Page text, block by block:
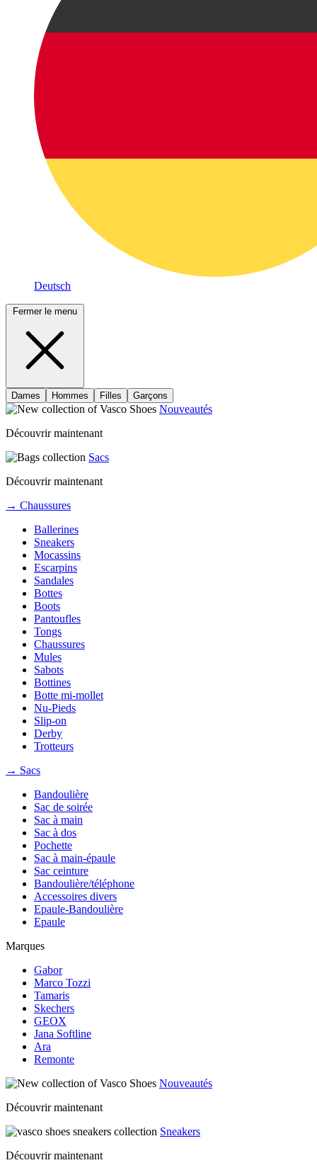
Deutsch
Fermer le menu
Dames Hommes Filles Garçons
Nouveautés
Découvrir maintenant
Sacs
Découvrir maintenant
→ Chaussures
Ballerines
Sneakers
Mocassins
Escarpins
Sandales
Bottes
Boots
Pantoufles
Tongs
Chaussures
Mules
Sabots
Bottines
Botte mi-mollet
Nu-Pieds
Slip-on
Derby
Trotteurs
→ Sacs
Bandoulière
Sac de soirée
Sac à main
Sac à dos
Pochette
Sac à main-épaule
Sac ceinture
Bandoulière/téléphone
Accessoires divers
Epaule-Bandoulière
Epaule
Marques
Gabor
Marco Tozzi
Tamaris
Skechers
GEOX
Jana Softline
Ara
Remonte
Nouveautés
Découvrir maintenant
Sneakers
Découvrir maintenant